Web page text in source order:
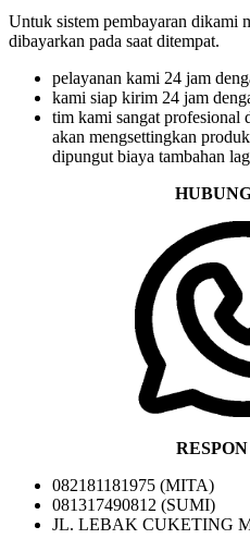
Untuk sistem pembayaran dikami
dibayarkan pada saat ditempat.
pelayanan kami 24 jam
kami siap kirim 24 jam
tim kami sangat profesional
akan mengsettingkan
dipungut biaya tambahan
082181181975 (MITA)
081317490812 (SUMI)
JL. LEBAK CUKETING